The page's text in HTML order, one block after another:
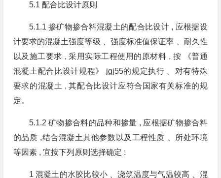
5.1 配合比设计原则
5.1.1 掺矿物掺合料混凝土的配合比设计 , 应根据设
计要求的混凝土强度等级 、强度标准值保证率 、耐久性
以及施工要求 , 采用实际工程使用的原材料 , 按 《普通
混凝土配合比设计规程》 jgj55的规定执行 。对有特殊
要求的混凝土 , 其配合比设计应符合国家有关标准的规
定。
5.1.2 矿物掺合料的品种和掺量 , 应根据矿物掺合料
的品质 ,结合混凝土其他参数以及工程性质 、所处环境
等因素 , 宜按下列原则选择确定 :
1 混凝土的水胶比较小 、浇筑温度与气温较高 、混